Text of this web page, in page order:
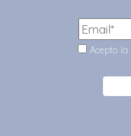
Acepto la